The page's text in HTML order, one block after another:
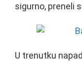
sigurno, preneli
U trenutku